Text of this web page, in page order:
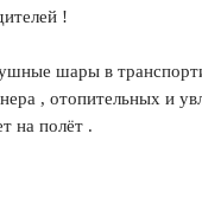
!
шары в
, отопительных и
на полёт .